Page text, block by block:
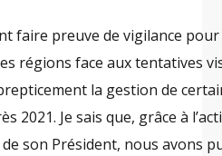
faire preuve de vigilance pour
régions face aux tentatives
la gestion de
2021. Je sais que, grâce à
son Président, nous avons